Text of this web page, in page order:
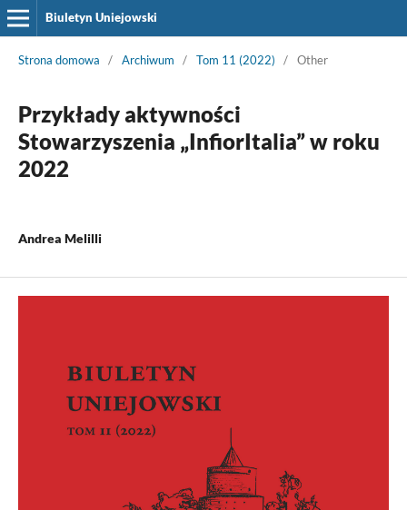
Biuletyn Uniejowski
Strona domowa / Archiwum / Tom 11 (2022) / Other
Przykłady aktywności
Stowarzyszenia „InfiorItalia” w roku
2022
Andrea Melilli